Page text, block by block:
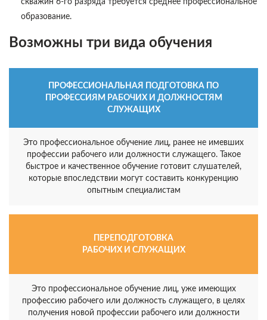
скважин 6-го разряда требуется среднее профессиональное
образование.
Возможны три вида обучения
ПРОФЕССИОНАЛЬНАЯ ПОДГОТОВКА ПО
ПРОФЕССИЯМ РАБОЧИХ И ДОЛЖНОСТЯМ
СЛУЖАЩИХ
Это профессиональное обучение лиц, ранее не имевших
профессии рабочего или должности служащего. Такое
быстрое и качественное обучение готовит слушателей,
которые впоследствии могут составить конкуренцию
опытным специалистам
ПЕРЕПОДГОТОВКА
РАБОЧИХ И СЛУЖАЩИХ
Это профессиональное обучение лиц, уже имеющих
профессию рабочего или должность служащего, в целях
получения новой профессии рабочего или должности